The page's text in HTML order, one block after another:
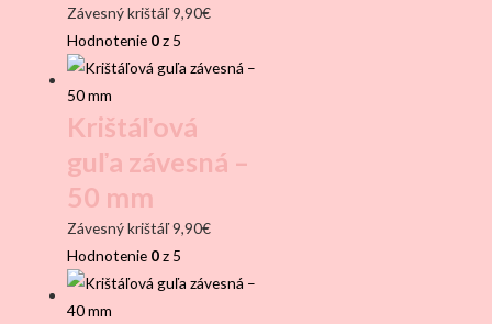
Závesný krištáľ9,90€
Hodnotenie 0z 5
Krištáľová
guľa závesná –
50 mm
Závesný krištáľ9,90€
Hodnotenie 0z 5